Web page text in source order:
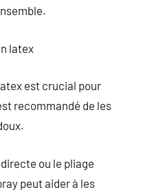
latex
est crucial pour
recommandé de les
ou le pliage
peut aider à les